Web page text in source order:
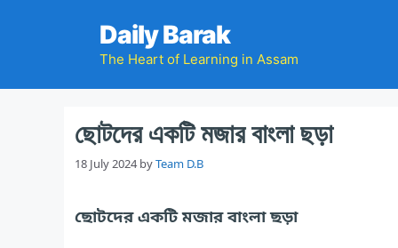
Daily Barak
The Heart of Learning in Assam
ছোটদের একটি মজার বাংলা ছড়া
18 July 2024 byTeam D.B
ছোটদের একটি মজার বাংলা ছড়া